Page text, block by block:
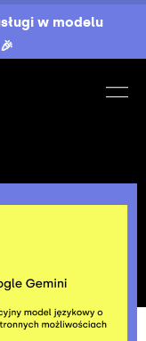
w modelu